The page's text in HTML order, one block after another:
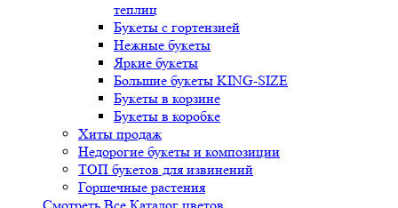
теплиц
Букеты с гортензией
Нежные букеты
Яркие букеты
Большие букеты KING-SIZE
Букеты в корзине
Букеты в коробке
Хиты продаж
Недорогие букеты и композиции
ТОП букетов для извинений
Горшечные растения